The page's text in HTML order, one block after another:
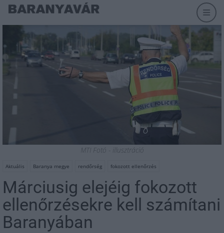
MTI Fotó - illusztráció
Aktuális Baranya megye rendőrség fokozott ellenőrzés
Márciusig elejéig fokozott
ellenőrzésekre kell számítani
Baranyában